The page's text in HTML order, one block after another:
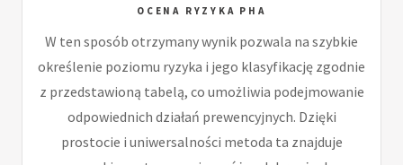
OCENA RYZYKA PHA
W ten sposób otrzymany wynik pozwala na szybkie
określenie poziomu ryzyka i jego klasyfikację zgodnie
z przedstawioną tabelą, co umożliwia podejmowanie
odpowiednich działań prewencyjnych. Dzięki
prostocie i uniwersalności metoda ta znajduje